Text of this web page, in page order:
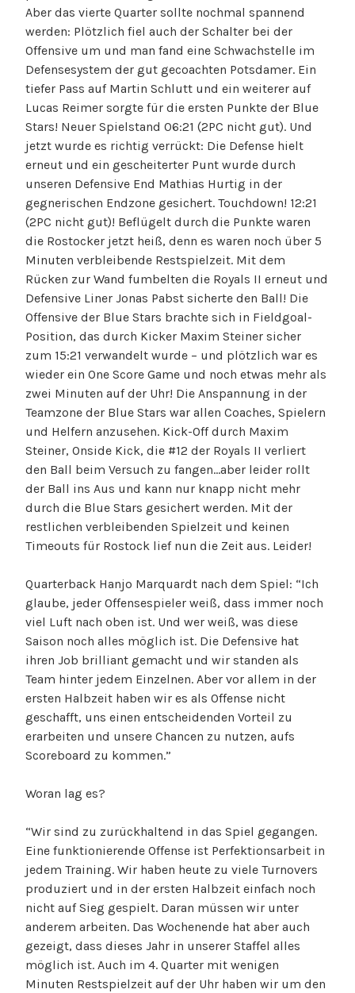
Aber das vierte Quarter sollte nochmal spannend
werden: Plötzlich fiel auch der Schalter bei der
Offensive um und man fand eine Schwachstelle im
Defensesystem der gut gecoachten Potsdamer. Ein
tiefer Pass auf Martin Schlutt und ein weiterer auf
Lucas Reimer sorgte für die ersten Punkte der Blue
Stars! Neuer Spielstand 06:21 (2PC nicht gut). Und
jetzt wurde es richtig verrückt: Die Defense hielt
erneut und ein gescheiterter Punt wurde durch
unseren Defensive End Mathias Hurtig in der
gegnerischen Endzone gesichert. Touchdown! 12:21
(2PC nicht gut)! Beflügelt durch die Punkte waren
die Rostocker jetzt heiß, denn es waren noch über 5
Minuten verbleibende Restspielzeit. Mit dem
Rücken zur Wand fumbelten die Royals II erneut und
Defensive Liner Jonas Pabst sicherte den Ball! Die
Offensive der Blue Stars brachte sich in Fieldgoal-
Position, das durch Kicker Maxim Steiner sicher
zum 15:21 verwandelt wurde – und plötzlich war es
wieder ein One Score Game und noch etwas mehr als
zwei Minuten auf der Uhr! Die Anspannung in der
Teamzone der Blue Stars war allen Coaches, Spielern
und Helfern anzusehen. Kick-Off durch Maxim
Steiner, Onside Kick, die #12 der Royals II verliert
den Ball beim Versuch zu fangen…aber leider rollt
der Ball ins Aus und kann nur knapp nicht mehr
durch die Blue Stars gesichert werden. Mit der
restlichen verbleibenden Spielzeit und keinen
Timeouts für Rostock lief nun die Zeit aus. Leider!
Quarterback Hanjo Marquardt nach dem Spiel: “Ich
glaube, jeder Offensespieler weiß, dass immer noch
viel Luft nach oben ist. Und wer weiß, was diese
Saison noch alles möglich ist. Die Defensive hat
ihren Job brilliant gemacht und wir standen als
Team hinter jedem Einzelnen. Aber vor allem in der
ersten Halbzeit haben wir es als Offense nicht
geschafft, uns einen entscheidenden Vorteil zu
erarbeiten und unsere Chancen zu nutzen, aufs
Scoreboard zu kommen.”
Woran lag es?
“Wir sind zu zurückhaltend in das Spiel gegangen.
Eine funktionierende Offense ist Perfektionsarbeit in
jedem Training. Wir haben heute zu viele Turnovers
produziert und in der ersten Halbzeit einfach noch
nicht auf Sieg gespielt. Daran müssen wir unter
anderem arbeiten. Das Wochenende hat aber auch
gezeigt, dass dieses Jahr in unserer Staffel alles
möglich ist. Auch im 4. Quarter mit wenigen
Minuten Restspielzeit auf der Uhr haben wir um den